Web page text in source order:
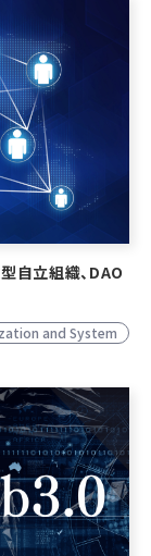
自立組織、DAO
and System